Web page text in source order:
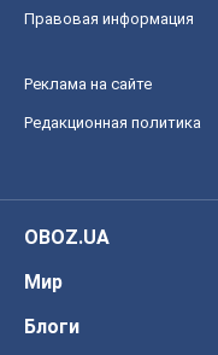
Правовая информация
Реклама на сайте
Редакционная политика
OBOZ.UA
Мир
Блоги